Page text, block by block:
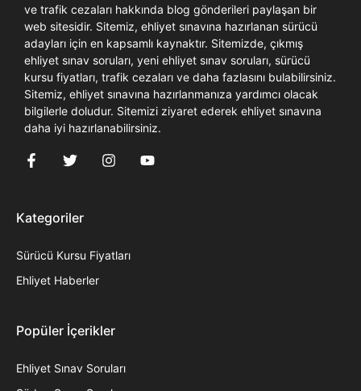
ve trafik cezaları hakkında blog gönderileri paylaşan bir
web sitesidir. Sitemiz, ehliyet sınavına hazırlanan sürücü
adayları için en kapsamlı kaynaktır. Sitemizde, çıkmış
ehliyet sınav soruları, yeni ehliyet sınav soruları, sürücü
kursu fiyatları, trafik cezaları ve daha fazlasını bulabilirsiniz.
Sitemiz, ehliyet sınavına hazırlanmanıza yardımcı olacak
bilgilerle doludur. Sitemizi ziyaret ederek ehliyet sınavına
daha iyi hazırlanabilirsiniz.
Kategoriler
Sürücü Kursu Fiyatları
Ehliyet Haberler
Popüler İçerikler
Ehliyet Sınav Soruları